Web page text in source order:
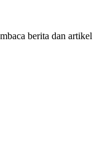
berita dan artikel